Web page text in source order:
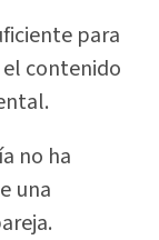
para
contenido
no ha
una